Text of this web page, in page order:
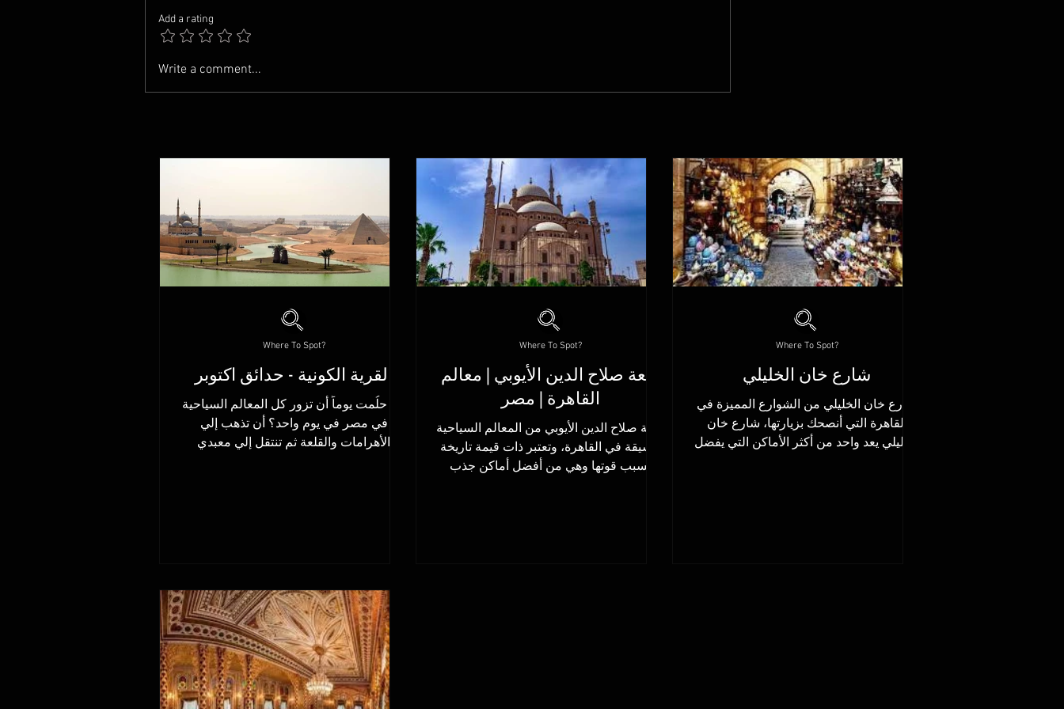
Add a rating
Write a comment...
القرية الكونية - حدائق اكتوبر
هل حلُمت يوماً أن تزور كل المعالم السياحية
في مصر في يوم واحد؟ أن تذهب إلي
الأهرامات والقلعة ثم تنتقل إلي معبدي
Where To Spot?
قلعة صلاح الدين الأيوبي | معالم
القاهرة | مصر
قلعة صلاح الدين الأيوبي من المعالم السياحية
الشيقة في القاهرة، وتعتبر ذات قيمة تاريخة
بسبب قوتها وهي من أفضل أماكن جذب
Where To Spot?
شارع خان الخليلي
شارع خان الخليلي من الشوارع المميزة في
القاهرة التي أنصحك بزيارتها، شارع خان
الخليلي يعد واحد من أكثر الأماكن التي يفضل
Where To Spot?